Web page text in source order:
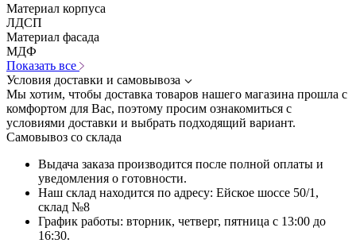
Материал корпуса
ЛДСП
Материал фасада
МДФ
Показать все
Условия доставки и самовывоза
Мы хотим, чтобы доставка товаров нашего магазина прошла с
комфортом для Вас, поэтому просим ознакомиться с
условиями доставки и выбрать подходящий вариант.
Самовывоз со склада
Выдача заказа производится после полной оплаты и
уведомления о готовности.
Наш склад находится по адресу: Ейское шоссе 50/1,
склад №8
График работы: вторник, четверг, пятница с 13:00 до
16:30.